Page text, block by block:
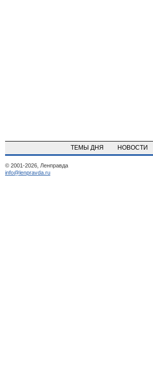
ТЕМЫ ДНЯ НОВОСТИ
© 2001-2026, Ленправда
info@lenpravda.ru